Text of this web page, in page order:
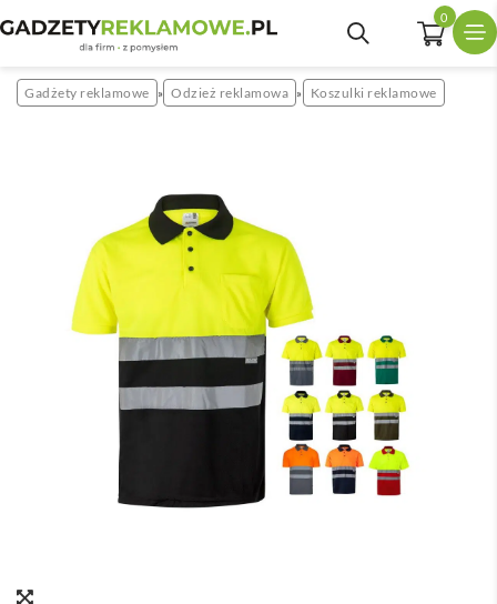
0
Gadżety reklamowe » Odzież reklamowa » Koszulki reklamowe